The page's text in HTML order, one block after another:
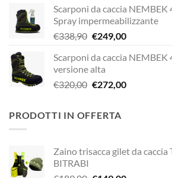
originale
era:
€338,90.
attuale
è:
€229,00.
Scarponi da caccia NEMBEK
Spray impermeabilizzante
€338,90 Il
originale
era:
€338,90.
€249,00Il
attuale
€249,00.
Scarponi da caccia NEMBEK
versione alta
€320,00 Il
era:
€272,00Il
PRODOTTI IN OFFERTA
Zaino trisacca gilet da
BITRABI